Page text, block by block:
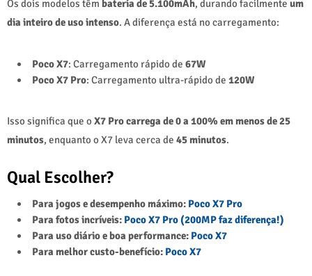
Os dois modelos têm bateria de 5.100mAh, durando facilmente um
dia inteiro de uso intenso. A diferença está no carregamento:
Poco X7: Carregamento rápido de 67W
Poco X7 Pro: Carregamento ultra-rápido de 120W
Isso significa que o X7 Pro carrega de 0 a 100% em menos de 25
minutos, enquanto o X7 leva cerca de 45 minutos.
Qual Escolher?
Para jogos e desempenho máximo: Poco X7 Pro
Para fotos incríveis: Poco X7 Pro (200MP faz diferença!)
Para uso diário e boa performance: Poco X7
Para melhor custo-benefício: Poco X7